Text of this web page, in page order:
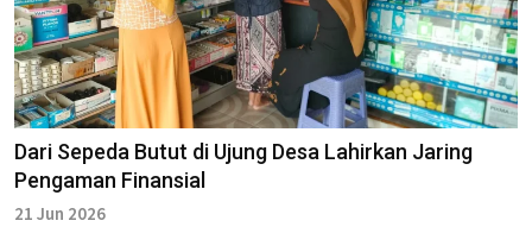
Dari Sepeda Butut di Ujung Desa Lahirkan Jaring
Pengaman Finansial
21 Jun 2026